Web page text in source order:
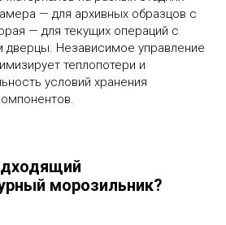
— для архивных образцов с
— для текущих операций с
Независимое управление
теплопотери и
условий хранения
морозильник?